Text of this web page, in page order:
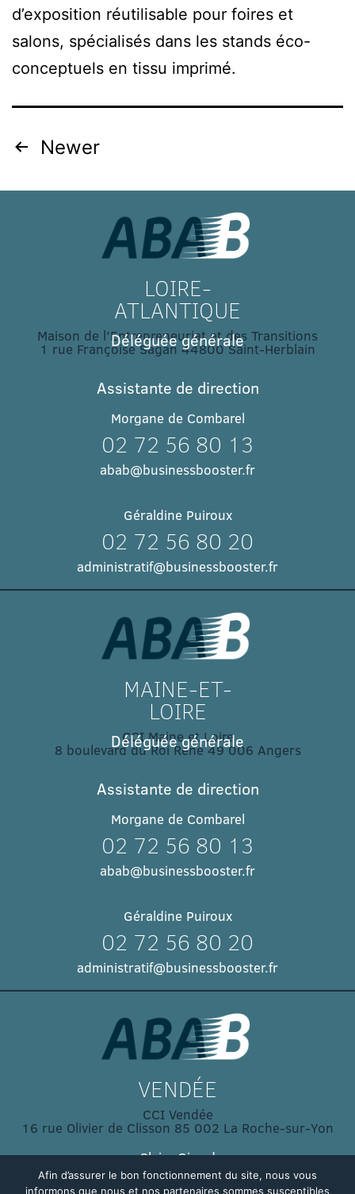
d’exposition réutilisable pour foires et
salons, spécialisés dans les stands éco-
conceptuels en tissu imprimé.
Newer
LOIRE-
ATLANTIQUE
Maison de l’Entrepreneuriat et des Transitions
1 rue Françoise Sagan 44800 Saint-Herblain
Déléguée générale
Assistante de direction
Morgane de Combarel
02 72 56 80 13
abab@businessbooster.fr
Géraldine Puiroux
02 72 56 80 20
administratif@businessbooster.fr
MAINE-ET-
LOIRE
CCI Maine et Loire
8 boulevard du Roi René 49 006 Angers​
Déléguée générale
Assistante de direction
Morgane de Combarel
02 72 56 80 13
abab@businessbooster.fr
Géraldine Puiroux
02 72 56 80 20
administratif@businessbooster.fr
VENDÉE
CCI Vendée
16 rue Olivier de Clisson 85 002 La Roche-sur-Yon
Claire Girard
02 51 45 32 03
Afin d’assurer le bon fonctionnement du site, nous vous
informons que nous et nos partenaires sommes susceptibles